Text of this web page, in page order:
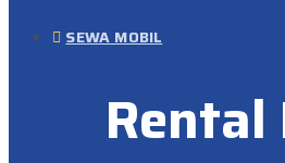
SEWA MOBIL